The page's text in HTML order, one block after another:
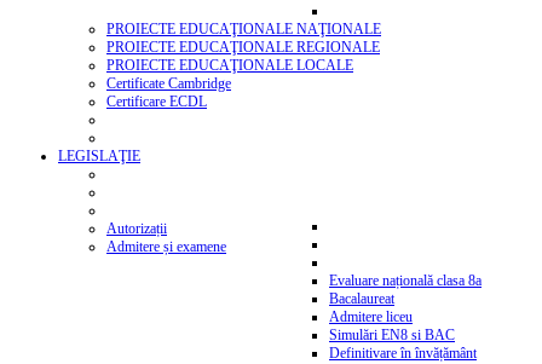
PROIECTE EDUCAŢIONALE NAŢIONALE
PROIECTE EDUCAŢIONALE REGIONALE
PROIECTE EDUCAŢIONALE LOCALE
Certificate Cambridge
Certificare ECDL
LEGISLAŢIE
Autorizații
Admitere și examene
Evaluare națională clasa 8a
Bacalaureat
Admitere liceu
Simulări EN8 si BAC
Definitivare în învățământ